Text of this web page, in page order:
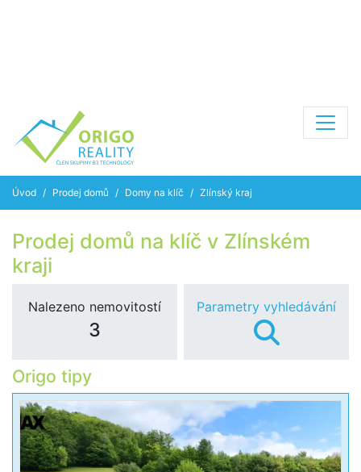
Úvod Prodej domů Domy na klíč Zlínský kraj
Prodej domů na klíč v Zlínském
kraji
Nalezeno nemovitostí
3
Parametry vyhledávání
Origo tipy